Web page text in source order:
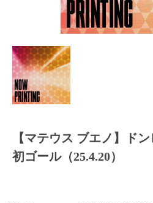
【マテウス ブエノ】ド
初ゴール（25.4.20）